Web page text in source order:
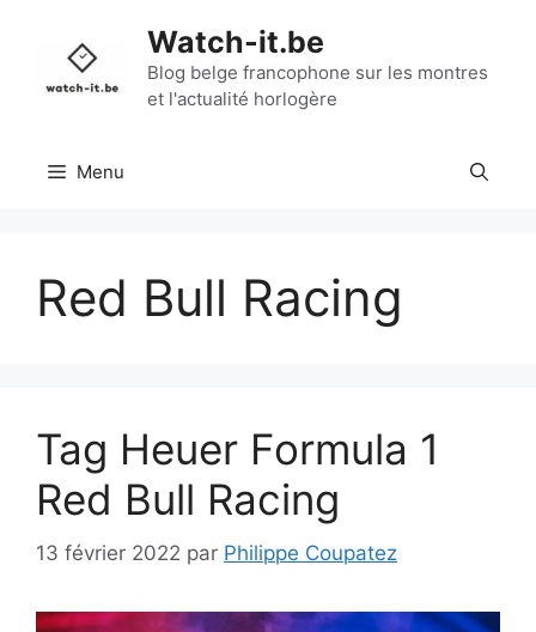
contenu
Watch-it.be
Blog belge francophone sur les montres
et l'actualité horlogère
Menu
Red Bull Racing
Tag Heuer Formula 1
Red Bull Racing
13 février 2022 par Philippe Coupatez